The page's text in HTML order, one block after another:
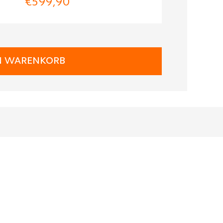
€599,90
WARENKORB